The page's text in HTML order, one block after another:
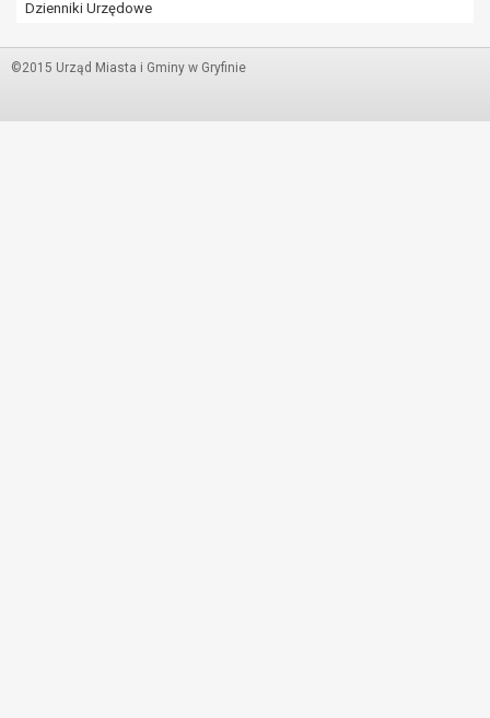
Dzienniki Urzędowe
©2015 Urząd Miasta i Gminy w Gryfinie